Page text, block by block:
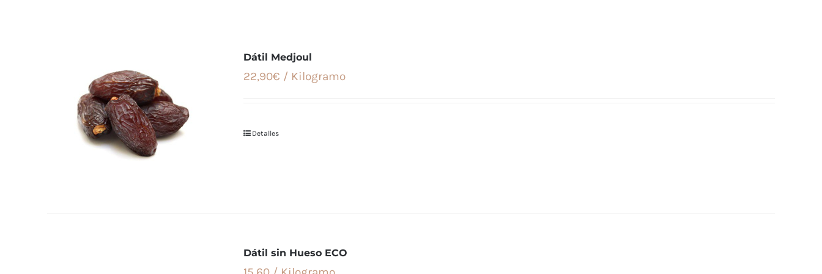
Dátil Medjoul
22,90€ / Kilogramo
Detalles
Dátil sin Hueso ECO